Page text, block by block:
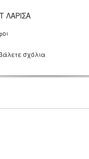
ΛΑΡΙΣΑ
σχόλια